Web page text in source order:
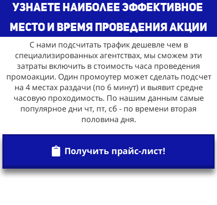
узнаете наиболее эффективное
место и время проведения акции
С нами подсчитать трафик дешевле чем в
специализированных агентствах, мы сможем эти
затраты включить в стоимость часа проведения
промоакции. Один промоутер может сделать подсчет
на 4 местах раздачи (по 6 минут) и выявит средне
часовую проходимость. По нашим данным самые
популярное дни чт, пт, сб - по времени вторая
половина дня.
Получить прайс-лист!